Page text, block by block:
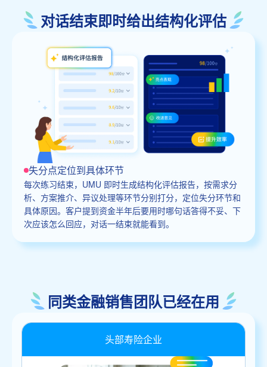
对话结束即时给出结构化评估
失分点定位到具体环节
每次练习结束，UMU 即时生成结构化评估报告，按需求分
析、方案推介、异议处理等环节分别打分，定位失分环节和
具体原因。客户提到资金半年后要用时哪句话答得不妥、下
次应该怎么回应，对话一结束就能看到。
同类金融销售团队已经在用
头部寿险企业